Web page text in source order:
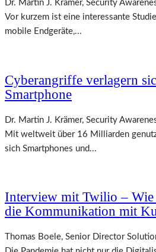
Dr. Martin J. Krämer, Security
Vor kurzem ist eine interessante
mobile Endgeräte,...
Cyberangriffe verlagern
Smartphone
Dr. Martin J. Krämer, Security
Mit weltweit über 16 Milliarden
sich Smartphones und...
Interview mit Twilio – Wie
die Kommunikation mit
Thomas Boele, Senior Director